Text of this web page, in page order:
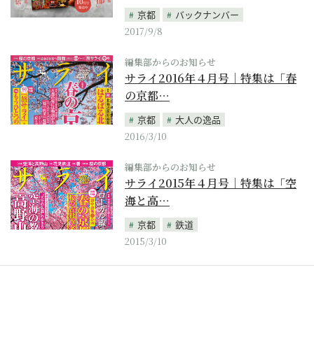
京都
バックナンバー
2017/9/8
編集部からのお知らせ
サライ2016年４月号｜特集は「春
の京都…
京都
大人の逸品
2016/3/10
編集部からのお知らせ
サライ2015年４月号｜特集は「空
海と高…
京都
鉄道
2015/3/10